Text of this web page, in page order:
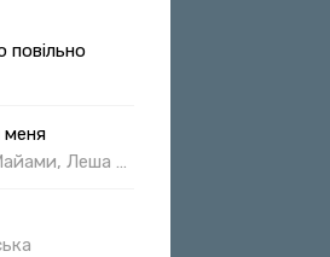
повільно